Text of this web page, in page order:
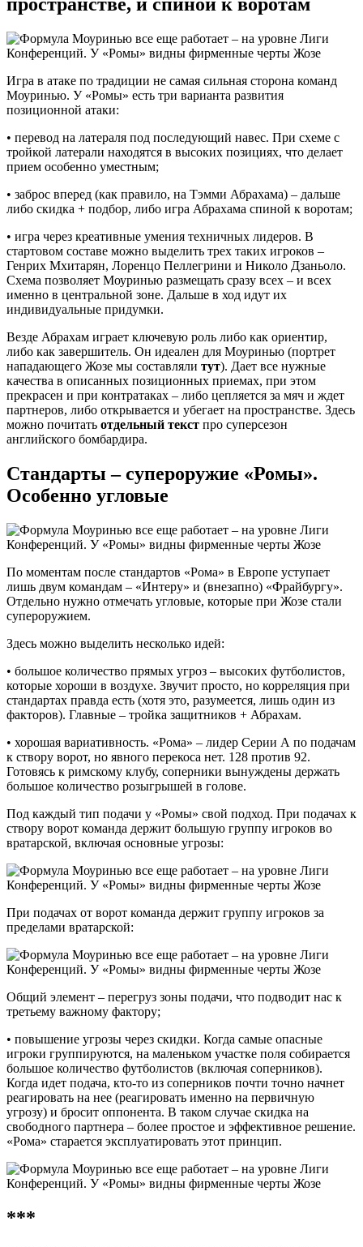
пространстве, и спиной к воротам
Игра в атаке по традиции не самая сильная сторона команд
Моуринью. У «Ромы» есть три варианта развития
позиционной атаки:
• перевод на латераля под последующий навес. При схеме с
тройкой латерали находятся в высоких позициях, что делает
прием особенно уместным;
• заброс вперед (как правило, на Тэмми Абрахама) – дальше
либо скидка + подбор, либо игра Абрахама спиной к воротам;
• игра через креативные умения техничных лидеров. В
стартовом составе можно выделить трех таких игроков –
Генрих Мхитарян, Лоренцо Пеллегрини и Николо Дзаньоло.
Схема позволяет Моуринью размещать сразу всех – и всех
именно в центральной зоне. Дальше в ход идут их
индивидуальные придумки.
Везде Абрахам играет ключевую роль либо как ориентир,
либо как завершитель. Он идеален для Моуринью (портрет
нападающего Жозе мы составляли тут). Дает все нужные
качества в описанных позиционных приемах, при этом
прекрасен и при контратаках – либо цепляется за мяч и ждет
партнеров, либо открывается и убегает на пространстве. Здесь
можно почитать отдельный текст про суперсезон
английского бомбардира.
Стандарты – супероружие «Ромы».
Особенно угловые
По моментам после стандартов «Рома» в Европе уступает
лишь двум командам – «Интеру» и (внезапно) «Фрайбургу».
Отдельно нужно отмечать угловые, которые при Жозе стали
супероружием.
Здесь можно выделить несколько идей:
• большое количество прямых угроз – высоких футболистов,
которые хороши в воздухе. Звучит просто, но корреляция при
стандартах правда есть (хотя это, разумеется, лишь один из
факторов). Главные – тройка защитников + Абрахам.
• хорошая вариативность. «Рома» – лидер Серии А по подачам
к створу ворот, но явного перекоса нет. 128 против 92.
Готовясь к римскому клубу, соперники вынуждены держать
большое количество розыгрышей в голове.
Под каждый тип подачи у «Ромы» свой подход. При подачах к
створу ворот команда держит большую группу игроков во
вратарской, включая основные угрозы:
При подачах от ворот команда держит группу игроков за
пределами вратарской:
Общий элемент – перегруз зоны подачи, что подводит нас к
третьему важному фактору;
• повышение угрозы через скидки. Когда самые опасные
игроки группируются, на маленьком участке поля собирается
большое количество футболистов (включая соперников).
Когда идет подача, кто-то из соперников почти точно начнет
реагировать на нее (реагировать именно на первичную
угрозу) и бросит оппонента. В таком случае скидка на
свободного партнера – более простое и эффективное решение.
«Рома» старается эксплуатировать этот принцип.
***